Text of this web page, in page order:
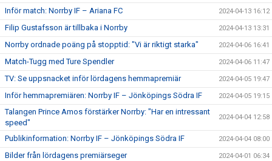
Inför match: Norrby IF – Ariana FC 2024-04-13 16:12
Filip Gustafsson är tillbaka i Norrby 2024-04-13 13:31
Norrby ordnade poäng på stopptid: "Vi är riktigt starka" 2024-04-06 16:41
Match-Tugg med Ture Spendler 2024-04-06 11:47
TV: Se uppsnacket inför lördagens hemmapremiär 2024-04-05 19:47
Inför hemmapremiären: Norrby IF – Jönköpings Södra IF 2024-04-05 19:15
Talangen Prince Amos förstärker Norrby: "Har en intressant
speed"
2024-04-04 12:58
Publikinformation: Norrby IF – Jönköpings Södra IF 2024-04-04 08:00
Bilder från lördagens premiärseger 2024-04-01 06:34